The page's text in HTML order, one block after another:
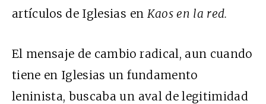
artículos de Iglesias en Kaos en la red.
El mensaje de cambio radical, aun cuando
tiene en Iglesias un fundamento
leninista, buscaba un aval de legitimidad